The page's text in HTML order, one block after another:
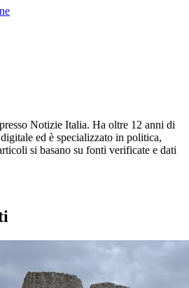
Notizie Italia. Ha oltre 12 anni di
ed è specializzato in politica,
si basano su fonti verificate e dati